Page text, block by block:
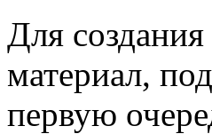
Для
материал,
первую